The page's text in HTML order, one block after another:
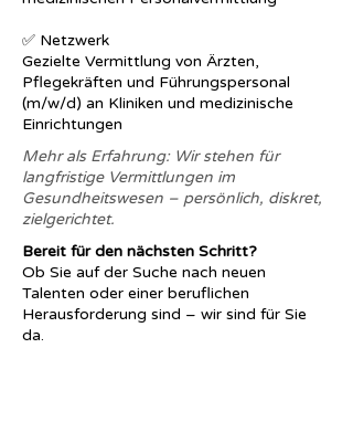
✅ Netzwerk
Gezielte Vermittlung von Ärzten,
Pflegekräften und Führungspersonal
(m/w/d) an Kliniken und medizinische
Einrichtungen
Mehr als Erfahrung: Wir stehen für
langfristige Vermittlungen im
Gesundheitswesen – persönlich, diskret,
zielgerichtet.
Bereit für den nächsten Schritt?
Ob Sie auf der Suche nach neuen
Talenten oder einer beruflichen
Herausforderung sind – wir sind für Sie
da.